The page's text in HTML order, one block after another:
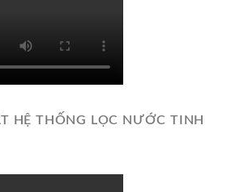
HỆ THỐNG LỌC NƯỚC TINH